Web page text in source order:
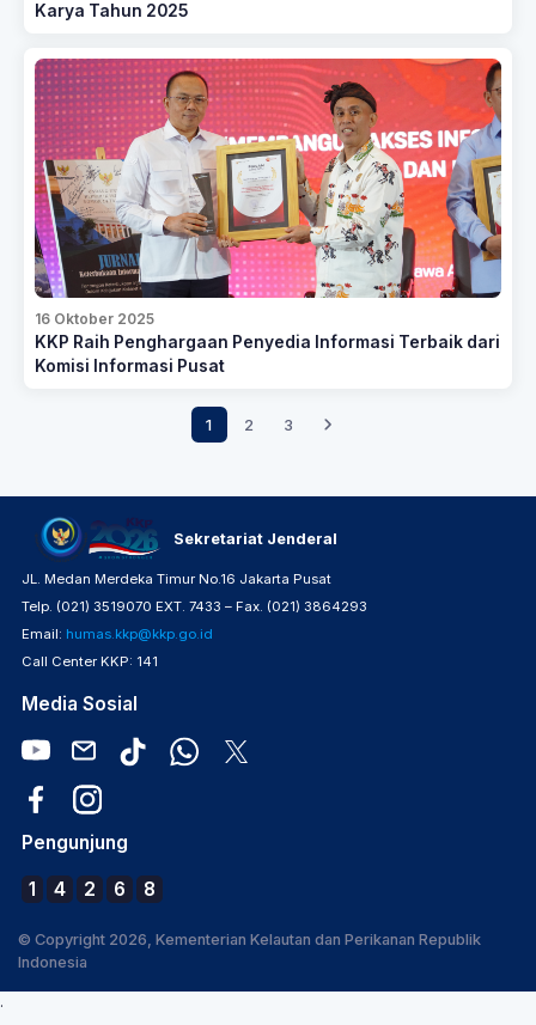
Karya Tahun 2025
16 Oktober 2025
KKP Raih Penghargaan Penyedia Informasi Terbaik dari
Komisi Informasi Pusat
1 2 3
Sekretariat Jenderal
JL. Medan Merdeka Timur No.16 Jakarta Pusat
Telp. (021) 3519070 EXT. 7433 – Fax. (021) 3864293
Email: humas.kkp@kkp.go.id
Call Center KKP: 141
Media Sosial
Pengunjung
1 4 2 6 8
© Copyright 2026, Kementerian Kelautan dan Perikanan Republik
Indonesia
.